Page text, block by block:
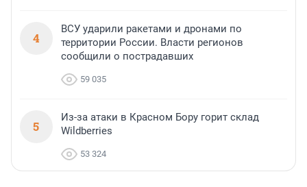
4
ВСУ ударили ракетами и дронами по
территории России. Власти регионов
сообщили о пострадавших
59 035
5
Из-за атаки в Красном Бору горит склад
Wildberries
53 324